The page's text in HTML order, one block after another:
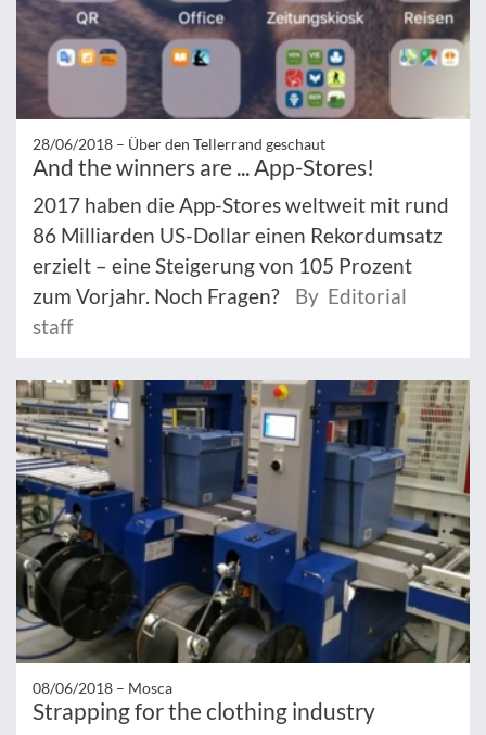
28/06/2018 – Über den Tellerrand geschaut
And the winners are ... App-Stores!
2017 haben die App-Stores weltweit mit rund
86 Milliarden US-Dollar einen Rekordumsatz
erzielt – eine Steigerung von 105 Prozent
zum Vorjahr. Noch Fragen?
By Editorial
staff
08/06/2018 – Mosca
Strapping for the clothing industry